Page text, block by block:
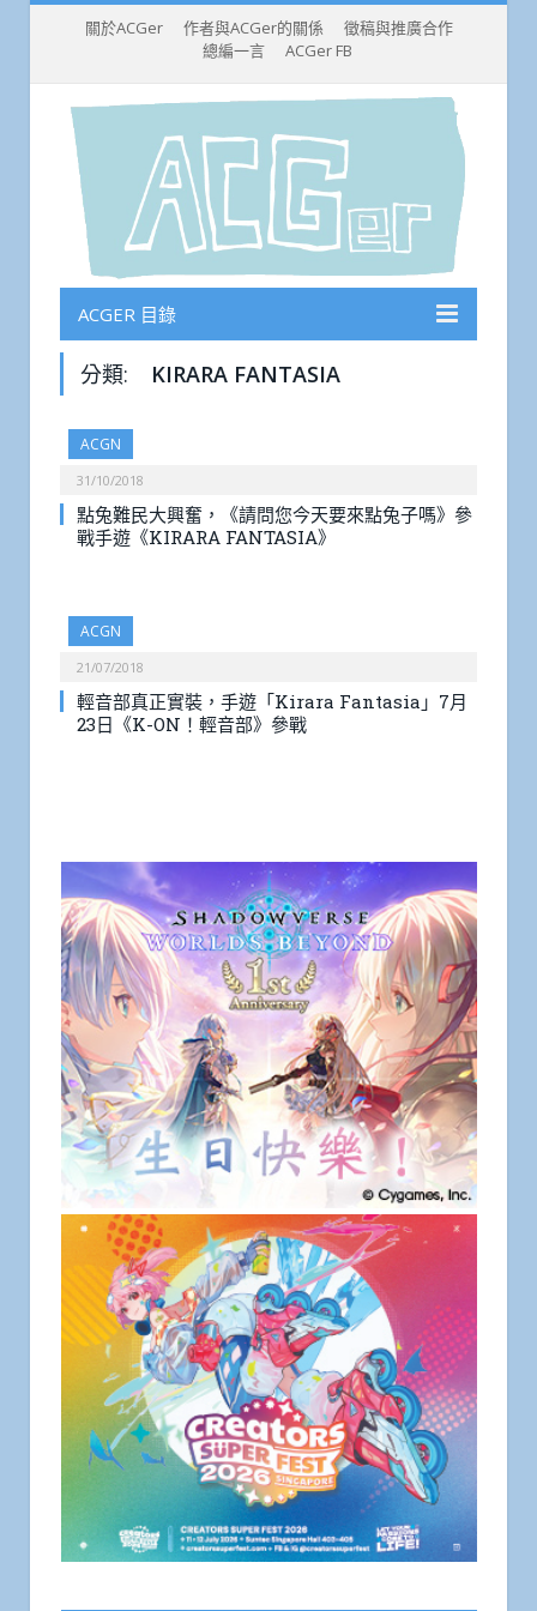
關於ACGer 作者與ACGer的關係
徵稿與推廣合作
總編一言
ACGer FB
ACGER 目錄
分類: KIRARA FANTASIA
ACGN
31/10/2018
點兔難民大興奮，《請問您今天要來點兔子嗎》參
戰手遊《KIRARA FANTASIA》
ACGN
21/07/2018
輕音部真正實裝，手遊「Kirara Fantasia」7月
23日《K-ON！輕音部》參戰